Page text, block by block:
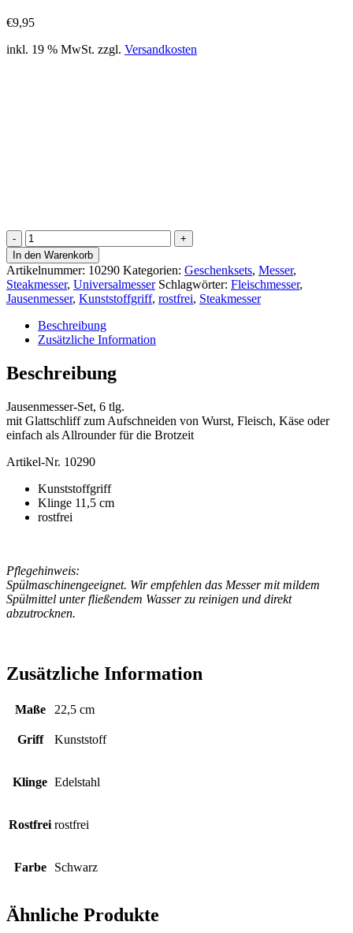
€9,95
inkl. 19 % MwSt. zzgl. Versandkosten
Jausenmesser-
Set,
6-
tlg.
Menge
In den Warenkorb
Artikelnummer: 10290 Kategorien: Geschenksets, Messer,
Steakmesser, Universalmesser Schlagwörter: Fleischmesser,
Jausenmesser, Kunststoffgriff, rostfrei, Steakmesser
Beschreibung
Zusätzliche Information
Beschreibung
Jausenmesser-Set, 6 tlg.
mit Glattschliff zum Aufschneiden von Wurst, Fleisch, Käse oder
einfach als Allrounder für die Brotzeit
Artikel-Nr. 10290
Kunststoffgriff
Klinge 11,5 cm
rostfrei
Pflegehinweis:
Spülmaschinengeeignet. Wir empfehlen das Messer mit mildem
Spülmittel unter fließendem Wasser zu reinigen und direkt
abzutrocknen.
Zusätzliche Information
Maße 22,5 cm
Griff Kunststoff
Klinge Edelstahl
Rostfrei rostfrei
Farbe Schwarz
Ähnliche Produkte